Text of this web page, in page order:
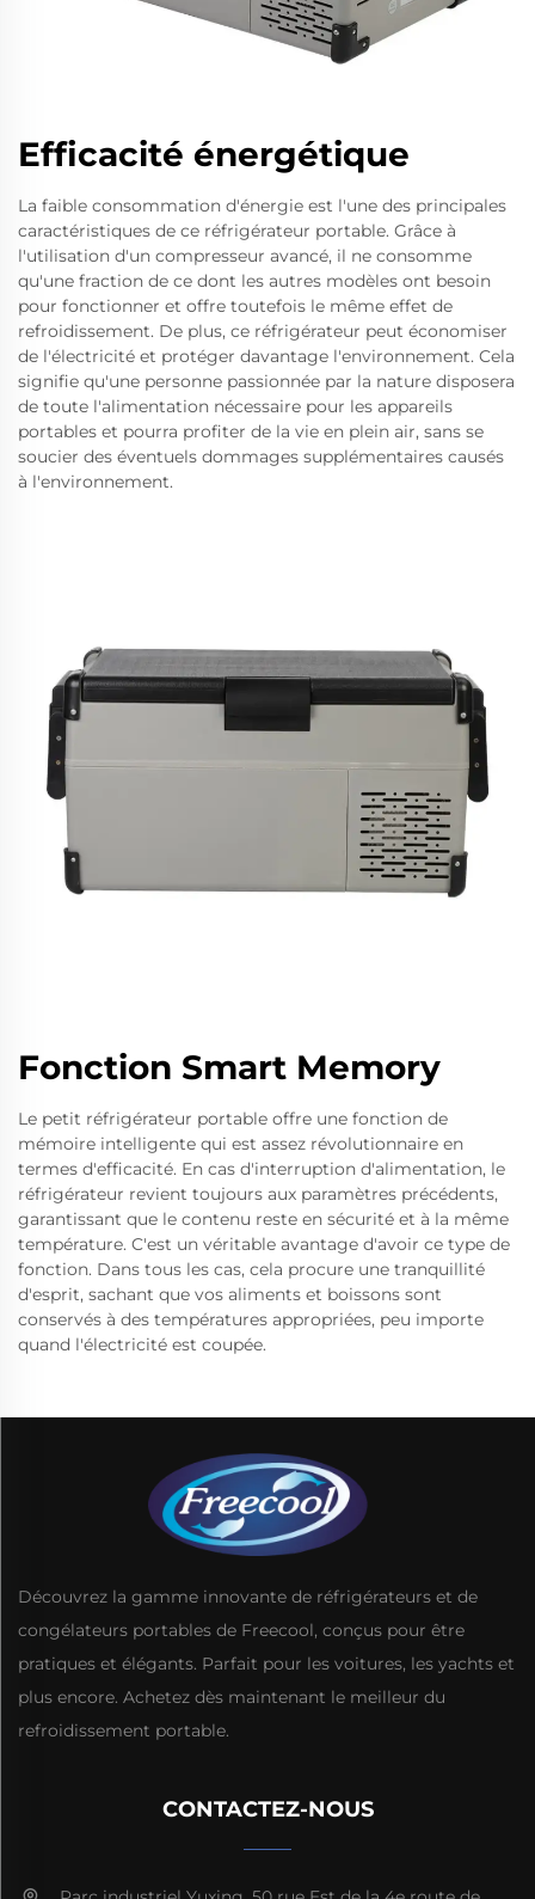
Efficacité énergétique
La faible consommation d'énergie est l'une des principales
caractéristiques de ce réfrigérateur portable. Grâce à
l'utilisation d'un compresseur avancé, il ne consomme
qu'une fraction de ce dont les autres modèles ont besoin
pour fonctionner et offre toutefois le même effet de
refroidissement. De plus, ce réfrigérateur peut économiser
de l'électricité et protéger davantage l'environnement. Cela
signifie qu'une personne passionnée par la nature disposera
de toute l'alimentation nécessaire pour les appareils
portables et pourra profiter de la vie en plein air, sans se
soucier des éventuels dommages supplémentaires causés
à l'environnement.
Fonction Smart Memory
Le petit réfrigérateur portable offre une fonction de
mémoire intelligente qui est assez révolutionnaire en
termes d'efficacité. En cas d'interruption d'alimentation, le
réfrigérateur revient toujours aux paramètres précédents,
garantissant que le contenu reste en sécurité et à la même
température. C'est un véritable avantage d'avoir ce type de
fonction. Dans tous les cas, cela procure une tranquillité
d'esprit, sachant que vos aliments et boissons sont
conservés à des températures appropriées, peu importe
quand l'électricité est coupée.
Découvrez la gamme innovante de réfrigérateurs et de
congélateurs portables de Freecool, conçus pour être
pratiques et élégants. Parfait pour les voitures, les yachts et
plus encore. Achetez dès maintenant le meilleur du
refroidissement portable.
CONTACTEZ-NOUS